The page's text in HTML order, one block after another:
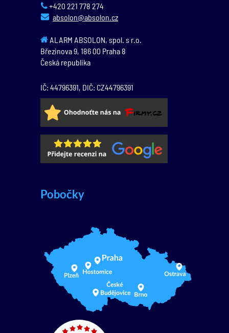
+420 221 778 274
absolon@absolon.cz
ALARM ABSOLON, spol. s r.o.
Březinova 9, 186 00 Praha 8
Česká republika
IČ: 44796391, DIČ: CZ44796391
Pobočky